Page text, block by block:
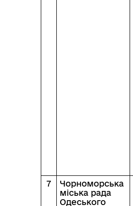
7
Чорноморська
міська рада
Одеського